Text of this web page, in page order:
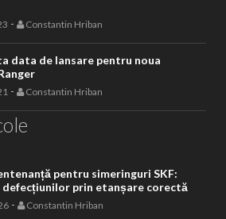
- Constantin Hriban
data de lansare pentru noua
- Constantin Hriban
pentru simeringuri SKF:
defecțiunilor prin etanșare corectă
- Constantin Hriban